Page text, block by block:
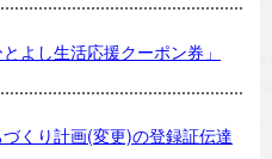
よし生活応援クーポン券」
くり計画(変更)の登録証伝達